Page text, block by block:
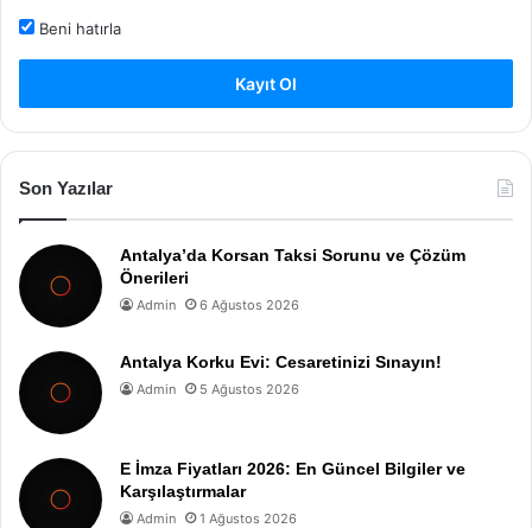
Beni hatırla
Kayıt Ol
Son Yazılar
Antalya’da Korsan Taksi Sorunu ve Çözüm
Önerileri
Admin 6 Ağustos 2026
Antalya Korku Evi: Cesaretinizi Sınayın!
Admin 5 Ağustos 2026
E İmza Fiyatları 2026: En Güncel Bilgiler ve
Karşılaştırmalar
Admin 1 Ağustos 2026